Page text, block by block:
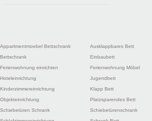
Appartmentmoebel Bettschrank Ausklappbares Bett
Bettschrank Einbaubett
Ferienwohnung einrichten Ferienwohnung Möbel
Hoteleinrichtung Jugendbett
Kinderzimmereinrichtung Klapp Bett
Objekteinrichtung Platzsparendes Bett
Schiebetüren Schrank Schiebetürenschrank